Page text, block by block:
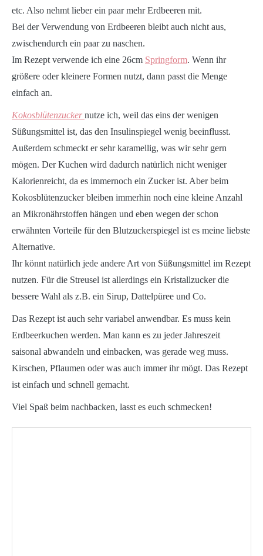
etc. Also nehmt lieber ein paar mehr Erdbeeren mit.
Bei der Verwendung von Erdbeeren bleibt auch nicht aus,
zwischendurch ein paar zu naschen.
Im Rezept verwende ich eine 26cm Springform. Wenn ihr
größere oder kleinere Formen nutzt, dann passt die Menge
einfach an.
Kokosblütenzuckernutze ich, weil das eins der wenigen
Süßungsmittel ist, das den Insulinspiegel wenig beeinflusst.
Außerdem schmeckt er sehr karamellig, was wir sehr gern
mögen. Der Kuchen wird dadurch natürlich nicht weniger
Kalorienreicht, da es immernoch ein Zucker ist. Aber beim
Kokosblütenzucker bleiben immerhin noch eine kleine Anzahl
an Mikronährstoffen hängen und eben wegen der schon
erwähnten Vorteile für den Blutzuckerspiegel ist es meine liebste
Alternative.
Ihr könnt natürlich jede andere Art von Süßungsmittel im Rezept
nutzen. Für die Streusel ist allerdings ein Kristallzucker die
bessere Wahl als z.B. ein Sirup, Dattelpüree und Co.
Das Rezept ist auch sehr variabel anwendbar. Es muss kein
Erdbeerkuchen werden. Man kann es zu jeder Jahreszeit
saisonal abwandeln und einbacken, was gerade weg muss.
Kirschen, Pflaumen oder was auch immer ihr mögt. Das Rezept
ist einfach und schnell gemacht.
Viel Spaß beim nachbacken, lasst es euch schmecken!